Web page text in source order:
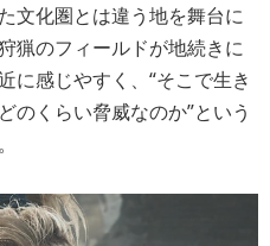
文化圏とは違う地を舞台に
猟のフィールドが地続きに
に感じやすく、“そこで生き
のくらい脅威なのか”という